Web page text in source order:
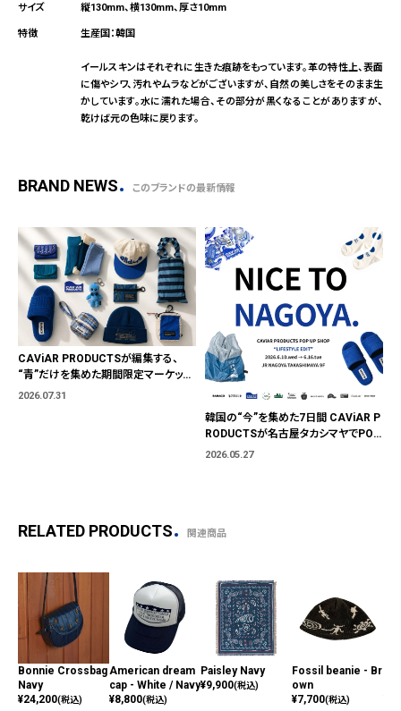
縦130mm、横130mm、厚さ10mm
生産国：韓国
イールスキンはそれぞれに生きた痕跡をもっています。革の特性上、表面
に傷やシワ、汚れやムラなどがございますが、自然の美しさをそのまま生
かしています。水に濡れた場合、その部分が黒くなることがありますが、
乾けば元の色味に戻ります。
BRAND NEWS このブランドの最新情報
CAViAR PRODUCTSが編集する、
“青”だけを集めた期間限定マーケット
「BLUE MARKET」が横浜に。ブランド
2026.07.31
韓国の“今”を集めた7日間 CAViAR P
RODUCTSが名古屋タカシマヤでPOP
UP開催
2026.05.27
RELATED PRODUCTS 関連商品
Bonnie Crossbag
Navy
¥24,200(税込)
American dream
cap - White / Navy
¥8,800(税込)
Paisley Navy
¥9,900(税込)
Fossil beanie - Br
own
¥7,700(税込)